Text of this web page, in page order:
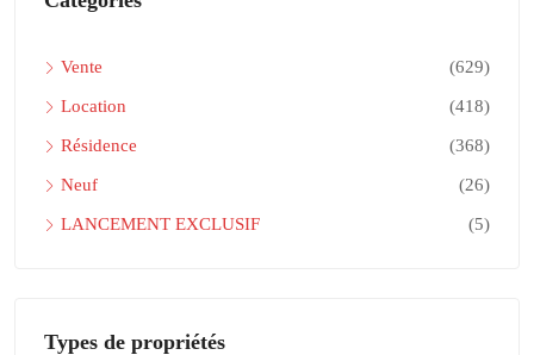
Vente (629)
Location (418)
Résidence (368)
Neuf (26)
LANCEMENT EXCLUSIF (5)
Types de propriétés